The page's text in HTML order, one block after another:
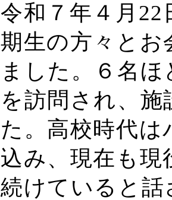
令和７年４月
期生の方々と
ました。６名
を訪問され、
た。高校時代
込み、現在も
続けていると